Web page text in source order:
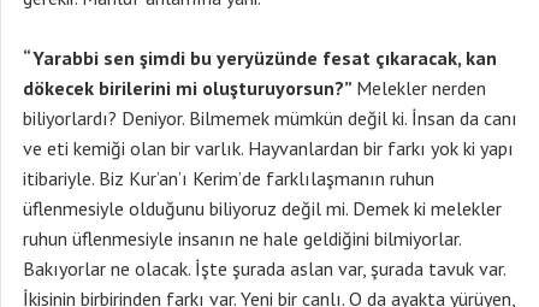
“Yarabbi sen şimdi bu yeryüzünde fesat çıkaracak, kan
dökecek birilerini mi oluşturuyorsun?” Melekler nerden
biliyorlardı? Deniyor. Bilmemek mümkün değil ki. İnsan da canı
ve eti kemiği olan bir varlık. Hayvanlardan bir farkı yok ki yapı
itibariyle. Biz Kur’an’ı Kerim’de farklılaşmanın ruhun
üflenmesiyle olduğunu biliyoruz değil mi. Demek ki melekler
ruhun üflenmesiyle insanın ne hale geldiğini bilmiyorlar.
Bakıyorlar ne olacak. İşte şurada aslan var, şurada tavuk var.
İkisinin birbirinden farkı var. Yeni bir canlı. O da ayakta yürüyen,